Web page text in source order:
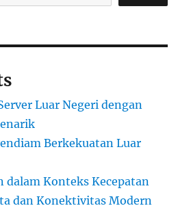
Luar Negeri dengan
Berkekuatan Luar
dalam Konteks Kecepatan
dan Konektivitas Modern